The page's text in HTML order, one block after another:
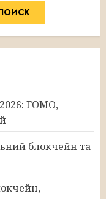
FOMO,
блокчейн та